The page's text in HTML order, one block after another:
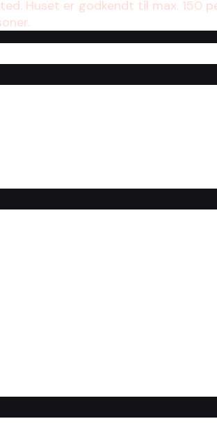
Huset er godkendt til max. 150